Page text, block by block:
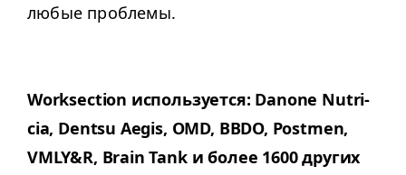
любые проблемы.
Work­sec­tion используется: Danone Nutri­
cia, Dentsu Aegis, OMD, BBDO, Post­men,
VMLY&R, Brain Tank и более 1600 других